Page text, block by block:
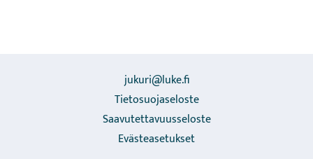
jukuri@luke.fi
Tietosuojaseloste
Saavutettavuusseloste
Evästeasetukset